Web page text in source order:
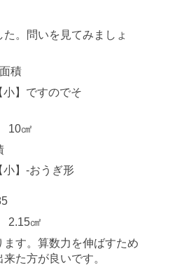
。問いを見てみましょ
積
小】ですのでそ
10㎠
小】-おうぎ形
2.15㎠
す。算数力を伸ばすため
た方が良いです。